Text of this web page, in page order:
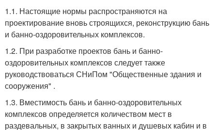
1.1. Настоящие нормы распространяются на
проектирование вновь строящихся, реконструкцию бань
и банно-оздоровительных комплексов.
1.2. При разработке проектов бань и банно-
оздоровительных комплексов следует также
руководствоваться СНиПом "Общественные здания и
сооружения" .
1.3. Вместимость бань и банно-оздоровительных
комплексов определяется количеством мест в
раздевальных, в закрытых ванных и душевых кабин и в